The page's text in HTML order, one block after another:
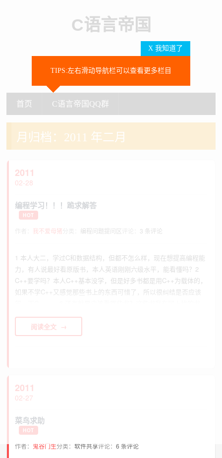
C语言帝国
SEARCH
X 我知道了
TIPS:左右滑动导航栏可以查看更多栏目
首页 C语言帝国QQ群
月归档： 2011 年二月
2011
02-28
编程学习！！！跪求解答
HOT
我不爱母猪 编程问题提问区 3 条评论
1 本人大二，学过C和数据结构，但都不怎么样，现在想提高编程能
力，有人说最好看原版书，本人英语刚刚六级水平，能看懂吗？2
C++要学吗？本人C++基本没学，但是好多书都是用C++为载体的，
如果不学C++又感觉那些书上的东西可惜了，所以很纠结是否应该
单，我应该看哪些？以什么样的顺序看？（重要！！！）人月神话
编程珠玑代码大全the c pr...
阅读全文
2011
02-27
菜鸟求助
HOT
作者： 鬼谷门生分类：软件共享评论：6 条评论